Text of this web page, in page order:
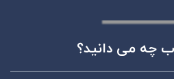
چه می دانید؟​​​​​​​